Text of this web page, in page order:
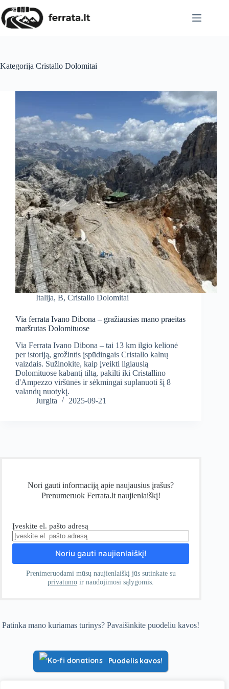
to
content
Kategorija Cristallo Dolomitai
Italija, B, Cristallo Dolomitai
Via ferrata Ivano Dibona – gražiausias mano praeitas
maršrutas Dolomituose
Via Ferrata Ivano Dibona – tai 13 km ilgio kelionė
per istoriją, grožintis įspūdingais Cristallo kalnų
vaizdais. Sužinokite, kaip įveikti ilgiausią
Dolomituose kabantį tiltą, pakilti iki Cristallino
d'Ampezzo viršūnės ir sėkmingai suplanuoti šį 8
valandų nuotykį.
Jurgita
2025-09-21
Nori gauti informaciją apie naujausius įrašus?
Prenumeruok Ferrata.lt naujienlaiškį!
Įveskite el. pašto adresą
Prenimeruodami mūsų naujienlaiškį jūs sutinkate su
privatumo ir naudojimosi sąlygomis.
Patinka mano kuriamas turinys? Pavaišinkite puodeliu kavos!
Puodelis kavos!